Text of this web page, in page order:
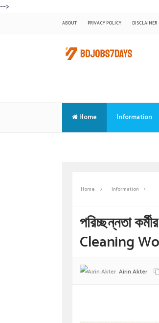
-->
ABOUT PRIVACY POLICY DISCLAIMER
Home Information
Home Information
পরিচ্ছন্নতা
Cleaning
Airin Akter